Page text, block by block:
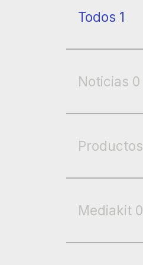
Todos 1
Noticias 0
Productos
Mediakit 0